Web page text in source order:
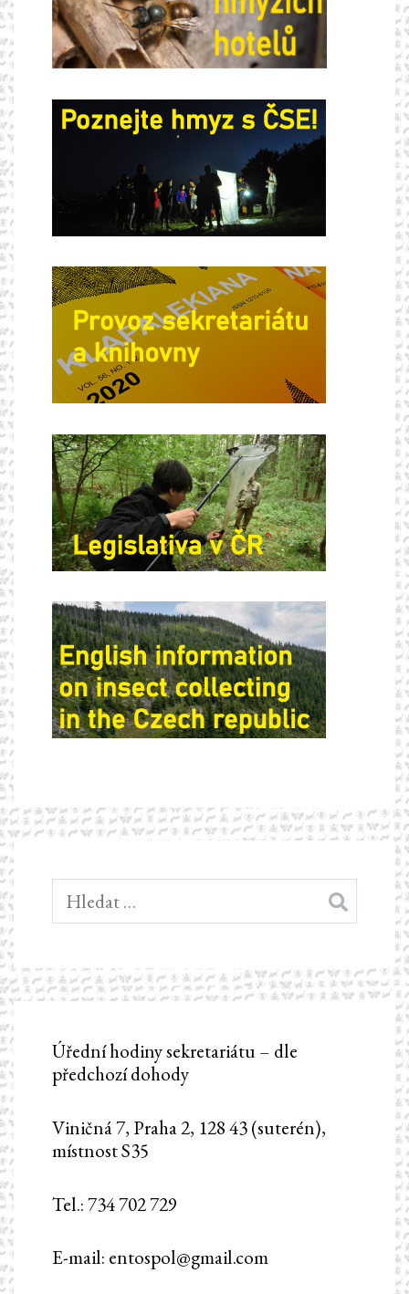
Vyhledávání
Úřední hodiny sekretariátu – dle
předchozí dohody
Viničná 7, Praha 2, 128 43 (suterén),
místnost S35
Tel.: 734 702 729
E-mail: entospol@gmail.com